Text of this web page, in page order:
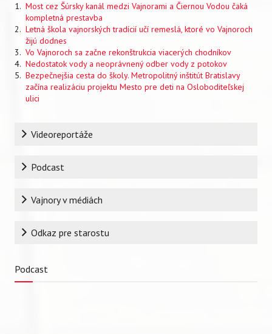
Most cez Šúrsky kanál medzi Vajnorami a Čiernou Vodou čaká
kompletná prestavba
Letná škola vajnorských tradícií učí remeslá, ktoré vo Vajnoroch
žijú dodnes
Vo Vajnoroch sa začne rekonštrukcia viacerých chodníkov
Nedostatok vody a neoprávnený odber vody z potokov
Bezpečnejšia cesta do školy. Metropolitný inštitút Bratislavy
začína realizáciu projektu Mesto pre deti na Osloboditeľskej
ulici
RubrikaVideoreportáže
Podcast
Vajnory v médiách
Odkaz pre starostu
Podcast